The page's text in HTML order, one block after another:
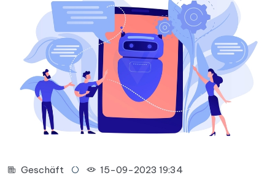
Geschäft 15-09-2023 19:34